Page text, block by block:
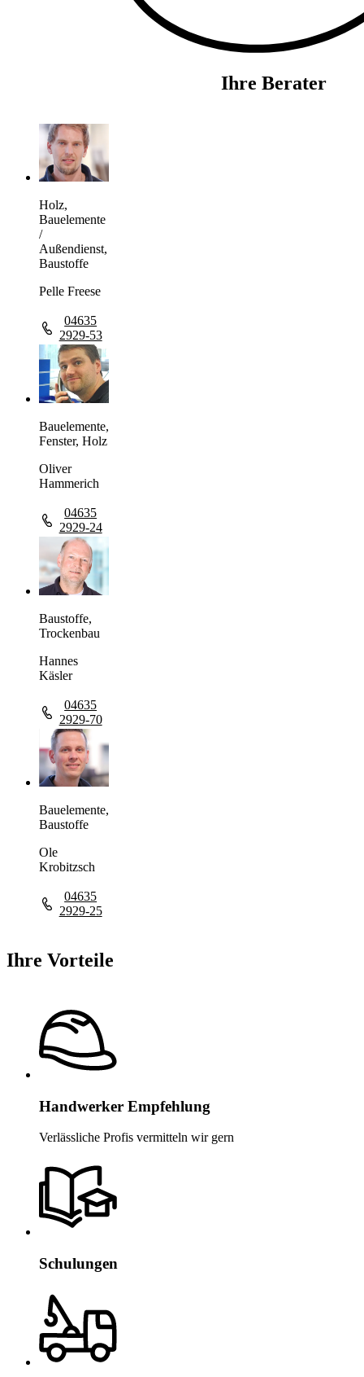
Ihre Berater
Holz,
Bauelemente
/
Außendienst,
Baustoffe
Pelle Freese
04635
2929-53
Bauelemente,
Fenster, Holz
Oliver
Hammerich
04635
2929-24
Baustoffe,
Trockenbau
Hannes
Käsler
04635
2929-70
Bauelemente,
Baustoffe
Ole
Krobitzsch
04635
2929-25
Ihre Vorteile
Handwerker Empfehlung
Verlässliche Profis vermitteln wir gern
Schulungen